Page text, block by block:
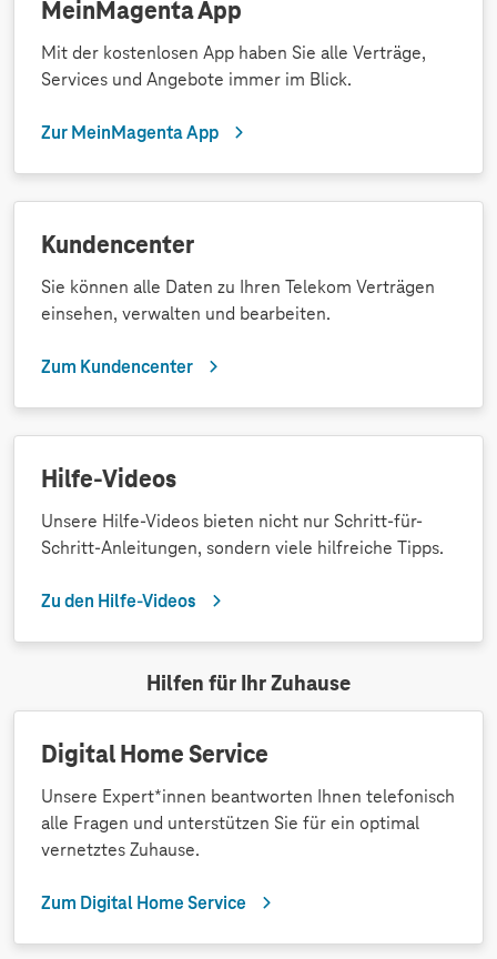
MeinMagenta App
Mit der kostenlosen App haben Sie alle Verträge,
Services und Angebote immer im Blick.
Zur MeinMagenta App
Kundencenter
Sie können alle Daten zu Ihren Telekom Verträgen
einsehen, verwalten und bearbeiten.
Zum Kundencenter
Hilfe-Videos
Unsere Hilfe-Videos bieten nicht nur Schritt-für-
Schritt-Anleitungen, sondern viele hilfreiche Tipps.
Zu den Hilfe-Videos
Hilfen für Ihr Zuhause
Digital Home Service
Unsere Expert*innen beantworten Ihnen telefonisch
alle Fragen und unterstützen Sie für ein optimal
vernetztes Zuhause.
Zum Digital Home Service